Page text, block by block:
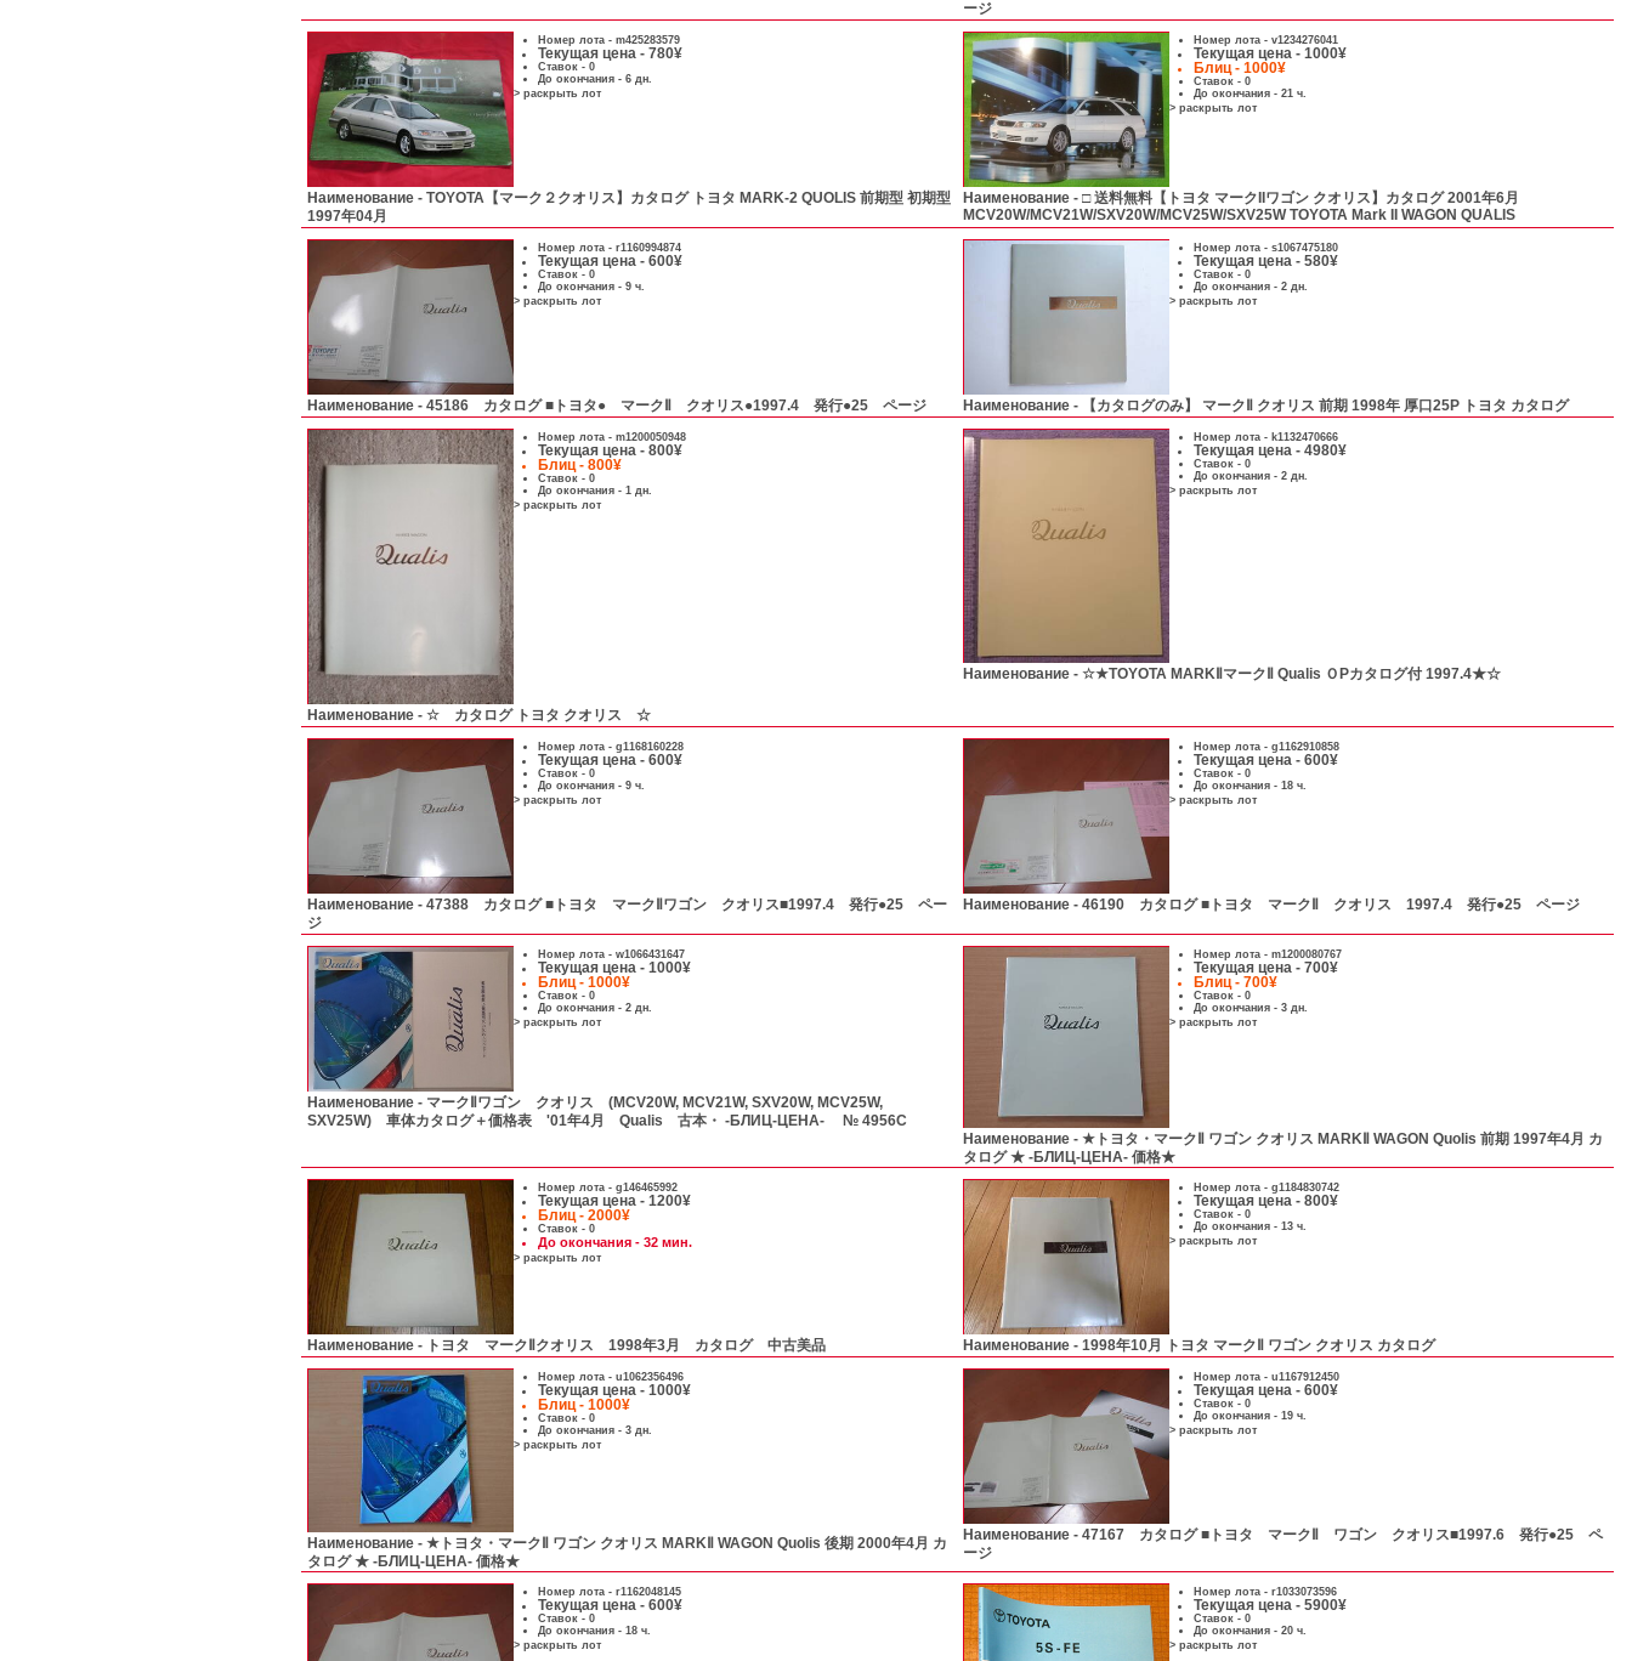
ージ
Номер лота - m425283579
Текущая цена - 780¥
Ставок - 0
До окончания - 6 дн.
> раскрыть лот
Наименование - TOYOTA【マーク２クオリス】カタログ トヨタ MARK-2 QUOLIS 前期型 初期型
1997年04月
Номер лота - v1234276041
Текущая цена - 1000¥
Блиц - 1000¥
Ставок - 0
До окончания - 21 ч.
> раскрыть лот
Наименование - □ 送料無料【トヨタ マークIIワゴン クオリス】カタログ 2001年6月
MCV20W/MCV21W/SXV20W/MCV25W/SXV25W TOYOTA Mark II WAGON QUALIS
Номер лота - r1160994874
Текущая цена - 600¥
Ставок - 0
До окончания - 9 ч.
> раскрыть лот
Наименование - 45186 カタログ ■トヨタ● マークⅡ クオリス●1997.4 発行●25 ページ
Номер лота - s1067475180
Текущая цена - 580¥
Ставок - 0
До окончания - 2 дн.
> раскрыть лот
Наименование - 【カタログのみ】 マークⅡ クオリス 前期 1998年 厚口25P トヨタ カタログ
Номер лота - m1200050948
Текущая цена - 800¥
Блиц - 800¥
Ставок - 0
До окончания - 1 дн.
> раскрыть лот
Наименование - ☆ カタログ トヨタ クオリス ☆
Номер лота - k1132470666
Текущая цена - 4980¥
Ставок - 0
До окончания - 2 дн.
> раскрыть лот
Наименование - ☆★TOYOTA MARKⅡマークⅡ Qualis ＯPカタログ付 1997.4★☆
Номер лота - g1168160228
Текущая цена - 600¥
Ставок - 0
До окончания - 9 ч.
> раскрыть лот
Наименование - 47388 カタログ ■トヨタ マークⅡワゴン クオリス■1997.4 発行●25 ペー
ジ
Номер лота - g1162910858
Текущая цена - 600¥
Ставок - 0
До окончания - 18 ч.
> раскрыть лот
Наименование - 46190 カタログ ■トヨタ マークⅡ クオリス 1997.4 発行●25 ページ
Номер лота - w1066431647
Текущая цена - 1000¥
Блиц - 1000¥
Ставок - 0
До окончания - 2 дн.
> раскрыть лот
Наименование - マークⅡワゴン クオリス (MCV20W, MCV21W, SXV20W, MCV25W,
SXV25W) 車体カタログ＋価格表 '01年4月 Qualis 古本・ -БЛИЦ-ЦЕНА- № 4956C
Номер лота - m1200080767
Текущая цена - 700¥
Блиц - 700¥
Ставок - 0
До окончания - 3 дн.
> раскрыть лот
Наименование - ★トヨタ・マークⅡ ワゴン クオリス MARKⅡ WAGON Quolis 前期 1997年4月 カ
タログ ★ -БЛИЦ-ЦЕНА- 価格★
Номер лота - g146465992
Текущая цена - 1200¥
Блиц - 2000¥
Ставок - 0
До окончания - 32 мин.
> раскрыть лот
Наименование - トヨタ マークⅡクオリス 1998年3月 カタログ 中古美品
Номер лота - g1184830742
Текущая цена - 800¥
Ставок - 0
До окончания - 13 ч.
> раскрыть лот
Наименование - 1998年10月 トヨタ マークⅡ ワゴン クオリス カタログ
Номер лота - u1062356496
Текущая цена - 1000¥
Блиц - 1000¥
Ставок - 0
До окончания - 3 дн.
> раскрыть лот
Наименование - ★トヨタ・マークⅡ ワゴン クオリス MARKⅡ WAGON Quolis 後期 2000年4月 カ
タログ ★ -БЛИЦ-ЦЕНА- 価格★
Номер лота - u1167912450
Текущая цена - 600¥
Ставок - 0
До окончания - 19 ч.
> раскрыть лот
Наименование - 47167 カタログ ■トヨタ マークⅡ ワゴン クオリス■1997.6 発行●25 ペ
ージ
Номер лота - r1162048145
Текущая цена - 600¥
Ставок - 0
До окончания - 18 ч.
> раскрыть лот
Номер лота - r1033073596
Текущая цена - 5900¥
Ставок - 0
До окончания - 20 ч.
> раскрыть лот